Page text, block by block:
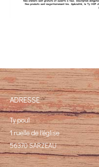
ADRESSE
Ty poul
1 ruelle de l'église
56370 SARZEAU